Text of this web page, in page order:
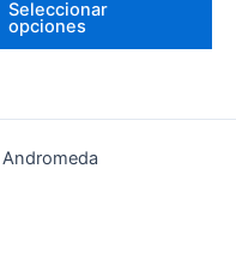
Seleccionar
opciones